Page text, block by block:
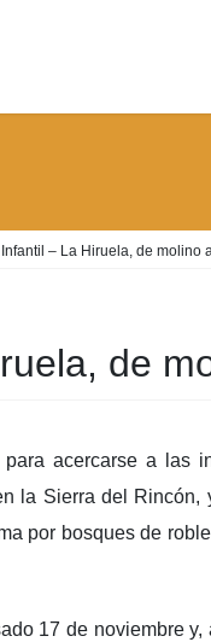
Infantil – La Hiruela, de molino
de
acercarse a las
la Sierra del
por bosques de
17 de noviembre